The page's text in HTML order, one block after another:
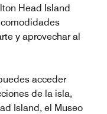
Head Island
y aprovechar al
acceder
de la isla,
Island, el Museo